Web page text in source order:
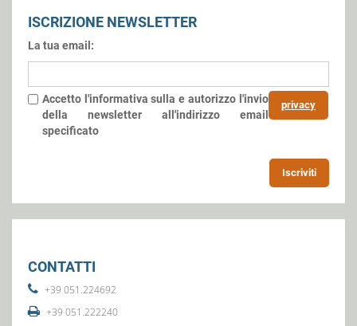
ISCRIZIONE NEWSLETTER
La tua email:
Accetto l'informativa sulla privacy
e autorizzo l'invio
della newsletter all'indirizzo email
specificato
Iscriviti
CONTATTI
+39 051.224692
+39 051.222240